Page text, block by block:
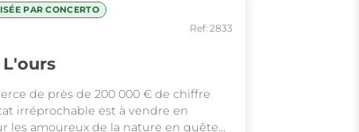
PAR CONCERTO
Ref: 2833
de près de 200 000 € de chiffre
irréprochable est à vendre en
les amoureux de la nature en quête